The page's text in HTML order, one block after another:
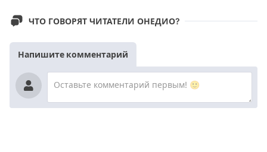
ЧТО ГОВОРЯТ ЧИТАТЕЛИ ОНЕДИО?
Напишите комментарий